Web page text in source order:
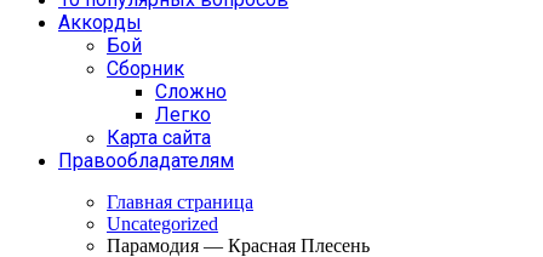
Аккорды
Бой
Сборник
Сложно
Легко
Карта сайта
Правообладателям
Главная страница
Uncategorized
Парамодия — Красная Плесень